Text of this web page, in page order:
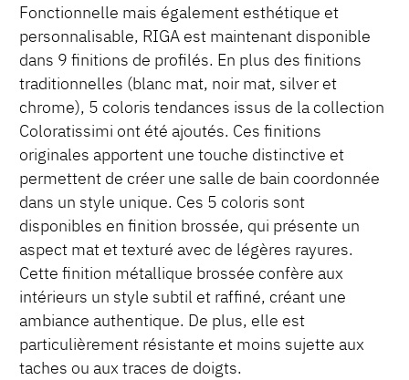
Fonctionnelle mais également esthétique et
personnalisable, RIGA est maintenant disponible
dans 9 finitions de profilés. En plus des finitions
traditionnelles (blanc mat, noir mat, silver et
chrome), 5 coloris tendances issus de la collection
Coloratissimi ont été ajoutés. Ces finitions
originales apportent une touche distinctive et
permettent de créer une salle de bain coordonnée
dans un style unique. Ces 5 coloris sont
disponibles en finition brossée, qui présente un
aspect mat et texturé avec de légères rayures.
Cette finition métallique brossée confère aux
intérieurs un style subtil et raffiné, créant une
ambiance authentique. De plus, elle est
particulièrement résistante et moins sujette aux
taches ou aux traces de doigts.